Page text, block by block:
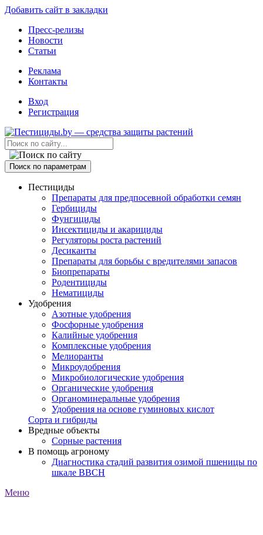
Добавить сайт в закладки
Пресс-релизы
Новости
Статьи
Реклама
Контакты
Вход
Регистрация
Поиск по параметрам
Пестициды
Препараты для предпосевной обработки семян
Гербициды
Фунгициды
Инсектициды и акарициды
Регуляторы роста растений
Десиканты
Препараты для борьбы с вредителями запасов
Биопрепараты
Родентициды
Нематициды
Удобрения
Азотные удобрения
Фосфорные удобрения
Калийные удобрения
Комплексные удобрения
Мелиоранты
Микроудобрения
Микробиологические удобрения
Органические удобрения
Органоминеральные удобрения
Удобрения на основе гуминовых кислот
Сорта и гибриды
Вредные объекты
Сорные растения
В помощь агроному
Диагностика стадий развития озимой пшеницы по
шкале ВВСН
Меню